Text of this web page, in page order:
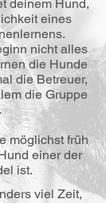
deinem Hund,
eines
nicht alles
die Hunde
die Betreuer,
die Gruppe
möglichst früh
einer der
ist.
viel Zeit,